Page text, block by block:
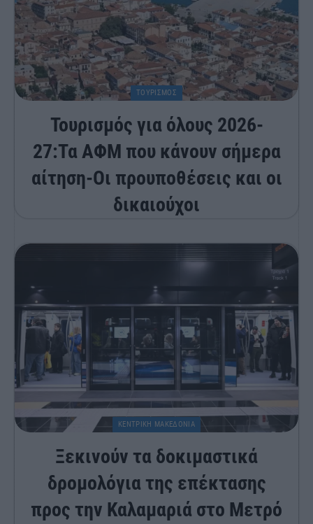
ΤΟΥΡΙΣΜΟΣ
Τουρισμός για όλους 2026-
27:Τα ΑΦΜ που κάνουν σήμερα
αίτηση-Οι προυποθέσεις και οι
δικαιούχοι
ΚΕΝΤΡΙΚΗ ΜΑΚΕΔΟΝΙΑ
Ξεκινούν τα δοκιμαστικά
δρομολόγια της επέκτασης
προς την Καλαμαριά στο Μετρό